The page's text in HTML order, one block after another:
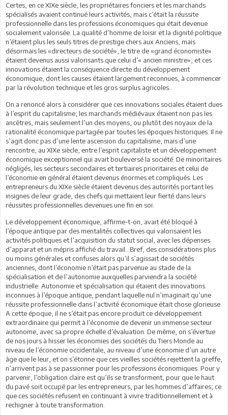
Certes, en ce XIXe siècle, les propriétaires fonciers et les marchands
spécialisés avaient continué leurs activités, mais c’était la réussite
professionnelle dans les professions économiques qui était devenue
socialement valorisée. La qualité d’homme de loisir et la dignité politique
n’étaient plus les seuls titres de prestige chers aux Anciens, mais
désormais les «directeurs de société», le titre de «grand économiste»
étaient devenus aussi valorisants que celui d’« ancien ministre»; et ces
innovations étaient la conséquence directe du développement
économique, dont les causes étaient largement reconnues, à commencer
par la révolution technique et les gros surplus agricoles…
On a renoncé alors à considérer que ces innovations sociales étaient dues
à l’esprit du capitalisme; les marchands médiévaux étaient non pas les
ancêtres, mais seulement l’un des moyens, ou plutôt des noyaux de la
rationalité économique partagée par toutes les époques historiques. Il ne
s’agit donc pas d’une lente ascension du capitalisme, mais d’une
rencontre, au XIXe siècle, entre l’esprit capitaliste et un développement
économique exceptionnel qui avait bouleversé la société. De minoritaires
négligés, les secteurs secondaires et tertiaires prioritaires et celui de
l’économie en général étaient devenus énormes et compliqués. Les
entrepreneurs du XIXe siècle étaient devenus des autorités portant les
insignes de leur grade, des chefs qui mettaient leur fierté dans leurs
réussites professionnelles devenues une fin en soi.
Le développement économique, affirme-t-on, avait été bloqué à
l’époque antique par des mentalités collectives qui valorisaient les
activités politiques et l’acquisition du statut social, avec les dépenses
d’apparat et un mépris affiché du travail…Bref, des considérations plus
ou moins générales et confuses alors qu’il s’agissait de sociétés
anciennes, dont l’économie n’était pas parvenue au stade de la
spécialisation et de l’autonomie auxquelles parviendra la société
industrielle. Autonomie et spécialisation qui étaient des innovations
inconnues à l’époque antique, pendant laquelle nul n’imaginait qu’une
réussite professionnelle dans l’activité économique était chose glorieuse.
A cette époque, il ne s’était pas encore produit ce développement
extraordinaire qui permit à l’économie de devenir un immense secteur
autonome, avec sa propre échelle d’évaluation. De même, on s’évertue
de nos jours à hisser les économies des sociétés du Tiers Monde au
niveau de l’économie occidentale, au niveau d’une économie d’un autre
âge que le leur, et on s’étonne que ces vieilles sociétés rejettent la greffe,
n’arrivent pas à se passionner pour les professions économiques. Pour y
parvenir, l’obligation claire est qu’ils se transforment, pour que le haut
du pavé soit occupé par les entrepreneurs, par les hommes d’affaires; ce
que ces sociétés refusent en continuant à vivre traditionnellement et à
rechigner à toute transformation.